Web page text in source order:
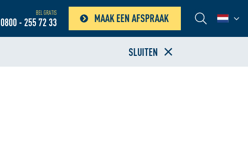
BEL GRATIS
0800 - 255 72 33 MAAK EEN AFSPRAAK
SLUITEN